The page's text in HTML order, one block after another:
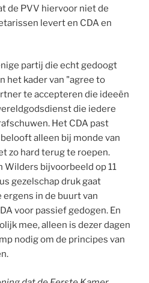
de PVV hiervoor niet de
levert en CDA en
partij die echt gedoogt
het kader van "agree to
te accepteren die ideeën
die iedere
Het CDA past
alleen bij monde van
zo hard terug te roepen.
Wilders bijvoorbeeld op 11
gezelschap druk gaat
in de buurt van
voor passief gedogen. En
mee, alleen is dezer dagen
nodig om de principes van